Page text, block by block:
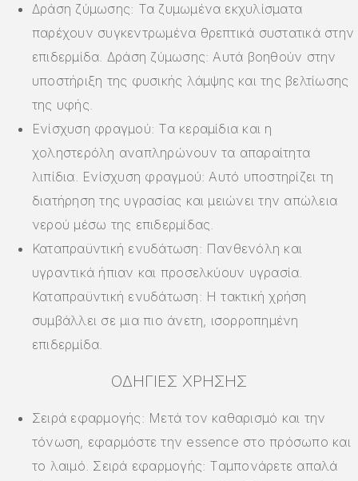
Δράση ζύμωσης: Τα ζυμωμένα εκχυλίσματα
παρέχουν συγκεντρωμένα θρεπτικά συστατικά στην
επιδερμίδα. Δράση ζύμωσης: Αυτά βοηθούν στην
υποστήριξη της φυσικής λάμψης και της βελτίωσης
της υφής.
Ενίσχυση φραγμού: Τα κεραμίδια και η
χοληστερόλη αναπληρώνουν τα απαραίτητα
λιπίδια. Ενίσχυση φραγμού: Αυτό υποστηρίζει τη
διατήρηση της υγρασίας και μειώνει την απώλεια
νερού μέσω της επιδερμίδας.
Καταπραϋντική ενυδάτωση: Πανθενόλη και
υγραντικά ήπιαν και προσελκύουν υγρασία.
Καταπραϋντική ενυδάτωση: Η τακτική χρήση
συμβάλλει σε μια πιο άνετη, ισορροπημένη
επιδερμίδα.
ΟΔΗΓΊΕΣ ΧΡΉΣΗΣ
Σειρά εφαρμογής: Μετά τον καθαρισμό και την
τόνωση, εφαρμόστε την essence στο πρόσωπο και
το λαιμό. Σειρά εφαρμογής: Ταμπονάρετε απαλά